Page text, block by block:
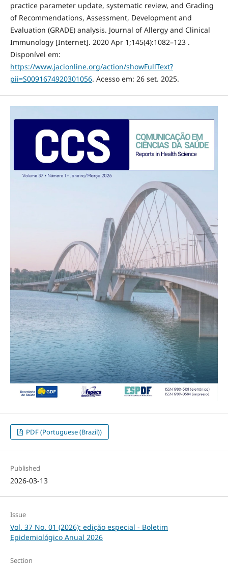
practice parameter update, systematic review, and Grading
of Recommendations, Assessment, Development and
Evaluation (GRADE) analysis. Journal of Allergy and Clinical
Immunology [Internet]. 2020 Apr 1;145(4):1082–123 .
Disponível em:
https://www.jacionline.org/action/showFullText?
pii=S0091674920301056. Acesso em: 26 set. 2025.
PDF (Portuguese (Brazil))
Published
2026-03-13
Issue
Vol. 37 No. 01 (2026): edição especial - Boletim
Epidemiológico Anual 2026
Section